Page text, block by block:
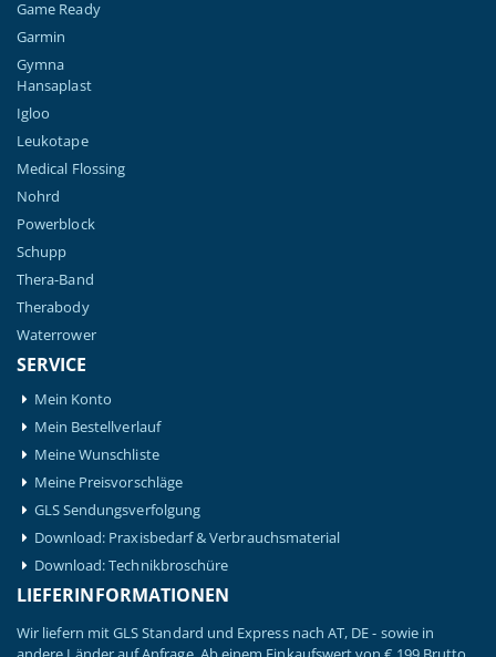
Game Ready
Garmin
Gymna
Hansaplast
Igloo
Leukotape
Medical Flossing
Nohrd
Powerblock
Schupp
Thera-Band
Therabody
Waterrower
SERVICE
Mein Konto
Mein Bestellverlauf
Meine Wunschliste
Meine Preisvorschläge
GLS Sendungsverfolgung
Download: Praxisbedarf & Verbrauchsmaterial
Download: Technikbroschüre
LIEFERINFORMATIONEN
Wir liefern mit GLS Standard und Express nach AT, DE - sowie in